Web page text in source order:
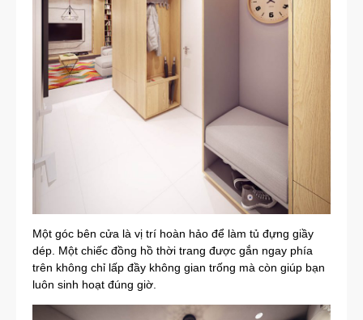
Một góc bên cửa là vị trí hoàn hảo để làm tủ đựng giầy
dép. Một chiếc đồng hồ thời trang được gắn ngay phía
trên không chỉ lấp đầy không gian trống mà còn giúp bạn
luôn sinh hoạt đúng giờ.